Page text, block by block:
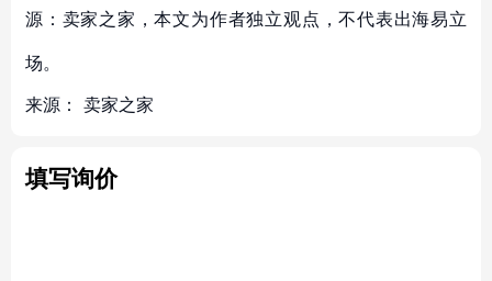
源：卖家之家，本文为作者独立观点，不代表出海易立
场。
来源： 卖家之家
填写询价